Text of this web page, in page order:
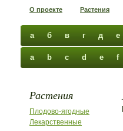
О проекте Растения
а б в г д е
a b c d e f
Растения
Плодово-ягодные
Лекарственные